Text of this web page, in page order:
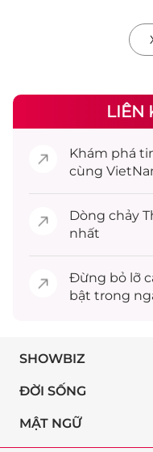
LIÊN
Khám phá
cùng
Dòng chảy
nhất
Đừng bỏ lỡ
bật trong
SHOWBIZ
ĐỜI SỐNG
MẬT NGỮ